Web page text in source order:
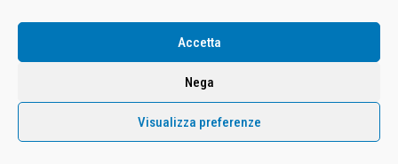
Accetta
Nega
Visualizza preferenze